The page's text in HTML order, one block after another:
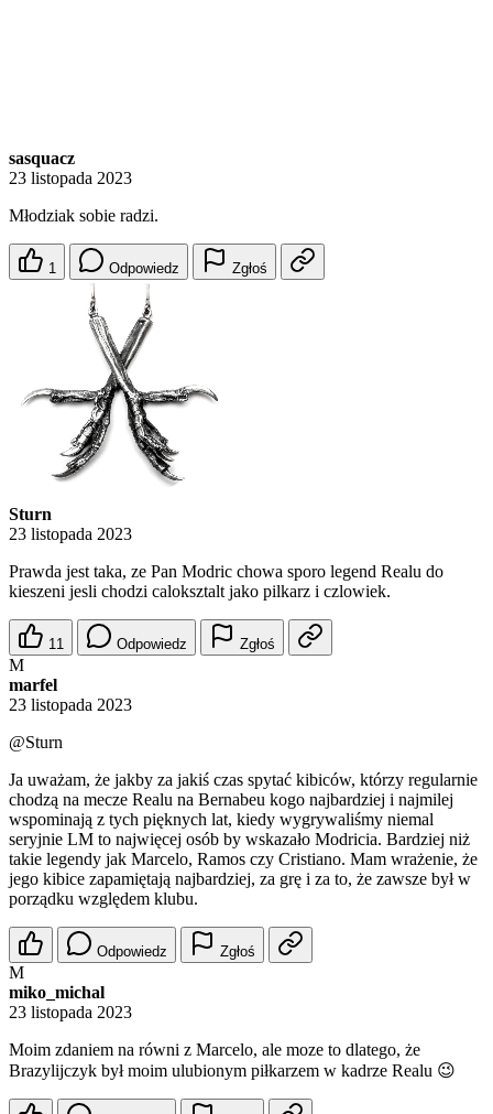
sasquacz
23 listopada 2023
Młodziak sobie radzi.
1 Odpowiedz Zgłoś
Sturn
23 listopada 2023
Prawda jest taka, ze Pan Modric chowa sporo legend Realu do
kieszeni jesli chodzi caloksztalt jako pilkarz i czlowiek.
11 Odpowiedz Zgłoś
M
marfel
23 listopada 2023
@Sturn
Ja uważam, że jakby za jakiś czas spytać kibiców, którzy regularnie
chodzą na mecze Realu na Bernabeu kogo najbardziej i najmilej
wspominają z tych pięknych lat, kiedy wygrywaliśmy niemal
seryjnie LM to najwięcej osób by wskazało Modricia. Bardziej niż
takie legendy jak Marcelo, Ramos czy Cristiano. Mam wrażenie, że
jego kibice zapamiętają najbardziej, za grę i za to, że zawsze był w
porządku względem klubu.
Odpowiedz Zgłoś
M
miko_michal
23 listopada 2023
Moim zdaniem na równi z Marcelo, ale moze to dlatego, że
Brazylijczyk był moim ulubionym piłkarzem w kadrze Realu 😉